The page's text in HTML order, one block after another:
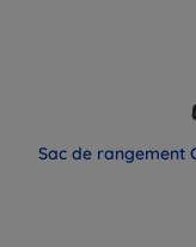
Sac de rangement